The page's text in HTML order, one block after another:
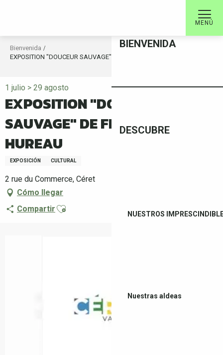
MENÚ
BIENVENIDA
DESCUBRE
NUESTROS
Nuestras aldeas
Bienvenida
EXPOSITION "DOUCEUR SAUVAGE" DE FLORIANE HUREAU
1 julio > 29 agosto
EXPOSITION "DOUCEUR
SAUVAGE" DE FLORIANE
HUREAU
EXPOSICIÓN CULTURAL
2 rue du Commerce, Céret
Cómo llegar
Compartir Ajouter aux favoris